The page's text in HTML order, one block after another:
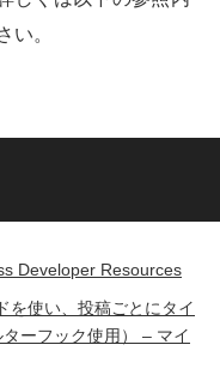
い。
Developer Resources
を使い、投稿ごとにタイ
ーフック使用） – マイ